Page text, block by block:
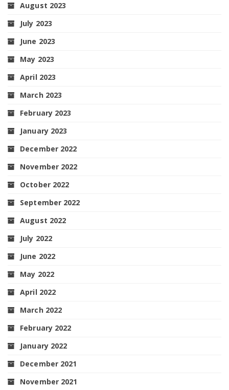
August 2023
July 2023
June 2023
May 2023
April 2023
March 2023
February 2023
January 2023
December 2022
November 2022
October 2022
September 2022
August 2022
July 2022
June 2022
May 2022
April 2022
March 2022
February 2022
January 2022
December 2021
November 2021